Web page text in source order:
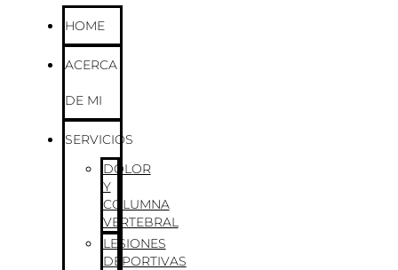
HOME
ACERCA
DE MI
SERVICIOS
DOLOR
Y
COLUMNA
VERTEBRAL
LESIONES
DEPORTIVAS